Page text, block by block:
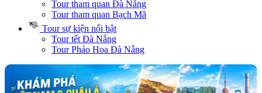
Tour tham quan Đà Nẵng
Tour tham quan Bạch Mã
Tour sự kiện nổi bật
Tour tết Đà Nẵng
Tour Pháo Hoa Đà Nẵng